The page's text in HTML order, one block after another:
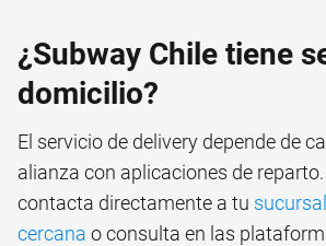
¿Subway Chile tiene
domicilio?
El servicio de delivery depende de
alianza con aplicaciones de
contacta directamente a tu
cercana o consulta en las